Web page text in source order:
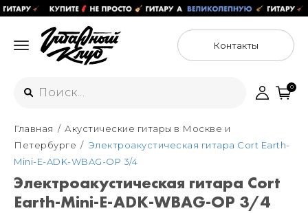
Контакты
Интернет-магазин
+7 (925) 125-54-44
Москва
+7 (925) 176-55-65
ул. Большая Новодмитровская 36с15,
Санкт-Петербург
0
Главная
Акустические гитары в Москве и
Петербурге
Электроакустическая гитара Cort Earth-
Mini-E-ADK-WBAG-OP 3/4
Электроакустическая гитара Cort
Earth-Mini-E-ADK-WBAG-OP 3/4